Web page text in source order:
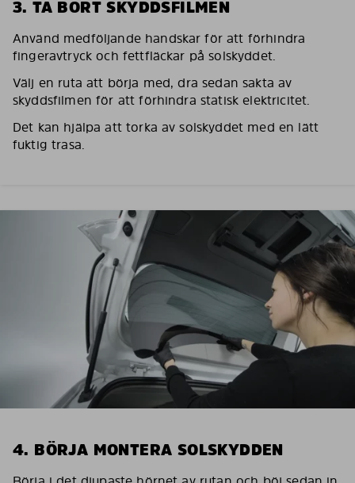
3. TA BORT SKYDDSFILMEN
Använd medföljande handskar för att förhindra
fingeravtryck och fettfläckar på solskyddet.
Välj en ruta att börja med, dra sedan sakta av
skyddsfilmen för att förhindra statisk elektricitet.
Det kan hjälpa att torka av solskyddet med en lätt
fuktig trasa.
4. BÖRJA MONTERA SOLSKYDDEN